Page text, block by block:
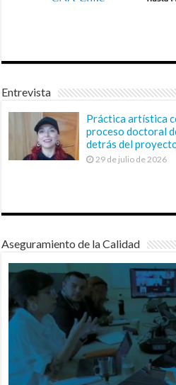
Entrevista
Práctica artística
proceso doctoral
detrás del
29 de julio de 2026
Aseguramiento de la Calidad